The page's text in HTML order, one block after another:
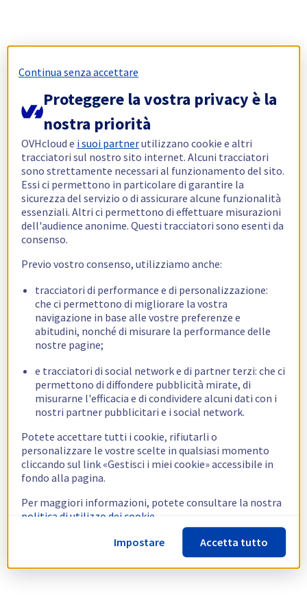
Continua senza accettare
Proteggere la vostra privacy è la
nostra priorità
OVHcloud e i suoi partnerutilizzano cookie e altri
tracciatori sul nostro sito internet. Alcuni tracciatori
sono strettamente necessari al funzionamento del sito.
Essi ci permettono in particolare di garantire la
sicurezza del servizio o di assicurare alcune funzionalità
essenziali. Altri ci permettono di effettuare misurazioni
dell'audience anonime. Questi tracciatori sono esenti da
consenso.
Previo vostro consenso, utilizziamo anche:
tracciatori di performance e di personalizzazione:
che ci permettono di migliorare la vostra
navigazione in base alle vostre preferenze e
abitudini, nonché di misurare la performance delle
nostre pagine;
e tracciatori di social network e di partner terzi: che ci
permettono di diffondere pubblicità mirate, di
misurarne l'efficacia e di condividere alcuni dati con i
nostri partner pubblicitari e i social network.
Potete accettare tutti i cookie, rifiutarli o
personalizzare le vostre scelte in qualsiasi momento
cliccando sul link «Gestisci i miei cookie» accessibile in
fondo alla pagina.
Per maggiori informazioni, potete consultare la nostra
politica di utilizzo dei cookie.
Impostare
Accetta tutto